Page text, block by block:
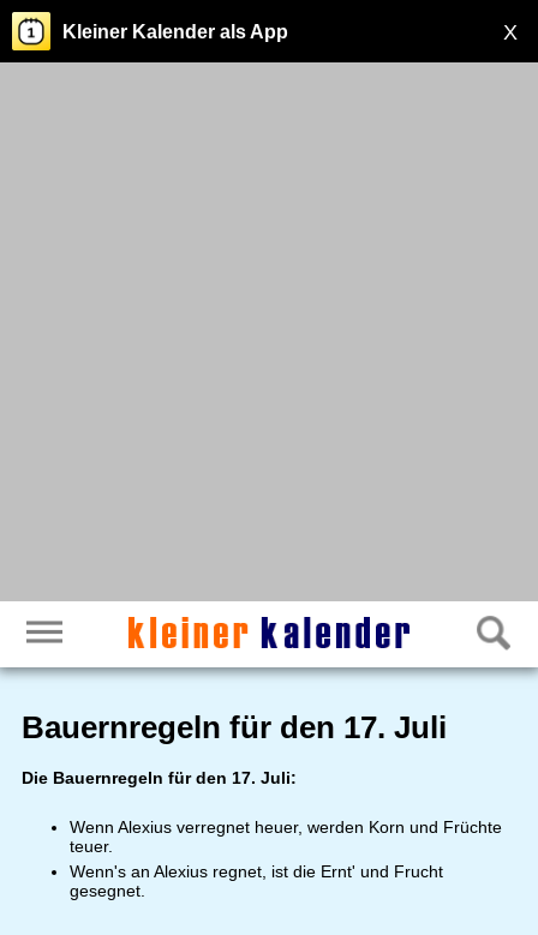
X
Kleiner Kalender als App
Bauernregeln für den 17. Juli
Die Bauernregeln für den 17. Juli:
Wenn Alexius verregnet heuer, werden Korn und Früchte
teuer.
Wenn's an Alexius regnet, ist die Ernt' und Frucht
gesegnet.